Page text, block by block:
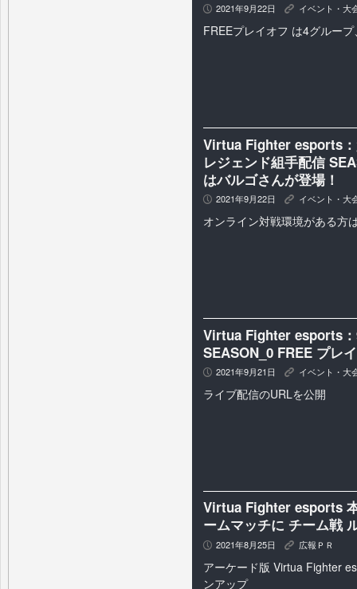
P 2021年9月22日 K イベント・大
FREEプレイオフ は4グルー
Virtua Fighter esports
レジェンド組手配信
はバルゴさんが登場！
P 2021年9月22日 K イベント・大
オンライン対戦環境がある方
Virtua Fighter esports：
SEASON_0 FREE プレ
P 2021年9月21日 K イベント・大
ライブ配信のURLを公開
Virtua Fighter esports
ームマッチに チーム戦
P 2021年8月25日 K 広報ＰＲ
アーケード版 Virtua Fighter
ンアップ